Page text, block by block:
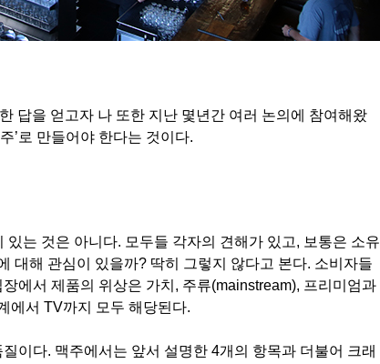
답을 얻고자 나 또한 지난 몇년간 여러 논의에 참여해왔
’로 만들어야 한다는 것이다.
는 것은 아니다. 모두들 각자의 견해가 있고, 보통은 소유
대해 관심이 있을까? 딱히 그렇지 않다고 본다. 소비자들
에서 제품의 위상은 가치, 주류(mainstream), 프리미엄과
에서 TV까지 모두 해당된다.
이다. 맥주에서는 앞서 설명한 4개의 항목과 더불어 크래